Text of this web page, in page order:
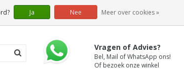
Vragen of Advies?
Bel, Mail of WhatsApp ons!
Of bezoek onze winkel
Ja Nee Meer over cookies »